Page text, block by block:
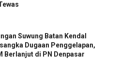
Suwung Batan Kendal
Dugaan Penggelapan,
Berlanjut di PN Denpasar